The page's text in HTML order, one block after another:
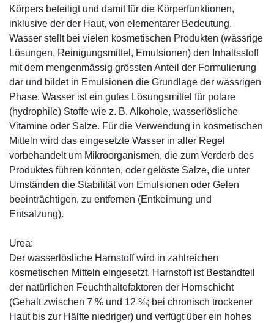
Körpers beteiligt und damit für die Körperfunktionen,
inklusive der der Haut, von elementarer Bedeutung.
Wasser stellt bei vielen kosmetischen Produkten (wässrige
Lösungen, Reinigungsmittel, Emulsionen) den Inhaltsstoff
mit dem mengenmässig grössten Anteil der Formulierung
dar und bildet in Emulsionen die Grundlage der wässrigen
Phase. Wasser ist ein gutes Lösungsmittel für polare
(hydrophile) Stoffe wie z. B. Alkohole, wasserlösliche
Vitamine oder Salze. Für die Verwendung in kosmetischen
Mitteln wird das eingesetzte Wasser in aller Regel
vorbehandelt um Mikroorganismen, die zum Verderb des
Produktes führen könnten, oder gelöste Salze, die unter
Umständen die Stabilität von Emulsionen oder Gelen
beeinträchtigen, zu entfernen (Entkeimung und
Entsalzung).
Urea:
Der wasserlösliche Harnstoff wird in zahlreichen
kosmetischen Mitteln eingesetzt. Harnstoff ist Bestandteil
der natürlichen Feuchthaltefaktoren der Hornschicht
(Gehalt zwischen 7 % und 12 %; bei chronisch trockener
Haut bis zur Hälfte niedriger) und verfügt über ein hohes